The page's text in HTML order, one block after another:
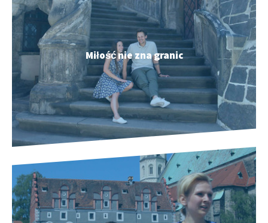
Miłość nie zna granic